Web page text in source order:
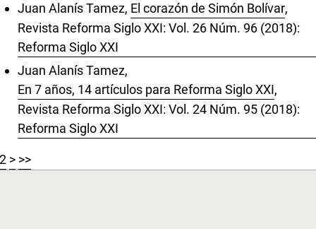
Juan Alanís Tamez, El corazón de Simón Bolívar,
Revista Reforma Siglo XXI: Vol. 26 Núm. 96 (2018):
Reforma Siglo XXI
Juan Alanís Tamez,
En 7 años, 14 artículos para Reforma Siglo XXI,
Revista Reforma Siglo XXI: Vol. 24 Núm. 95 (2018):
Reforma Siglo XXI
2 > >>